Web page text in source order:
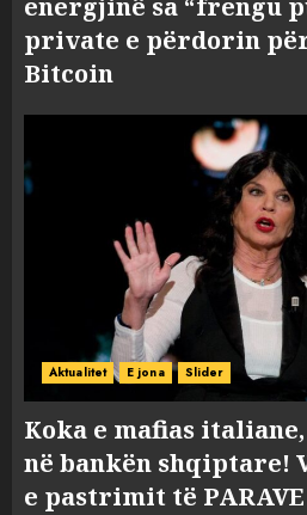
energjinë sa “frengu
private e përdorin
Bitcoin
Aktualitet E jona Slider
Koka e mafias
në bankën shqiptare!
e pastrimit të